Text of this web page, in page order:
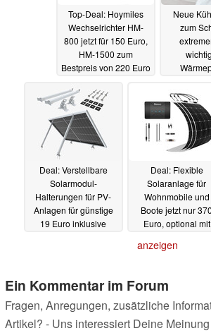
Top-Deal: Hoymiles
Wechselrichter HM-
800 jetzt für 150 Euro,
HM-1500 zum
Bestpreis von 220 Euro
Neue
zum
Deal: Verstellbare
Solarmodul-
Halterungen für PV-
Anlagen für günstige
19 Euro inklusive
Deal: Flexible
Solaranlage für
Wohnmobile und
Boote jetzt nur
Euro, optional mit
anzeigen
Ein Kommentar im Forum
Fragen, Anregungen, zusätzliche
Artikel? - Uns interessiert Deine